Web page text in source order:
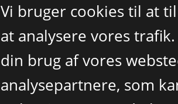
Vi bruger cookies til at
at analysere vores
din brug af vores
analysepartnere, som